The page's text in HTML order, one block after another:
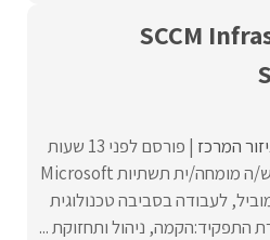
SCCM
המרכז פורסם לפני 13 שעות
לחברת Malam Team דרוש/ה מומחה/ית תשתיות Microsoft
לעבודה בסביבה טכנולוגית
ניהול ותחזוקת ...